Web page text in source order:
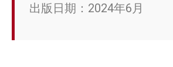
出版日期：2024年6月